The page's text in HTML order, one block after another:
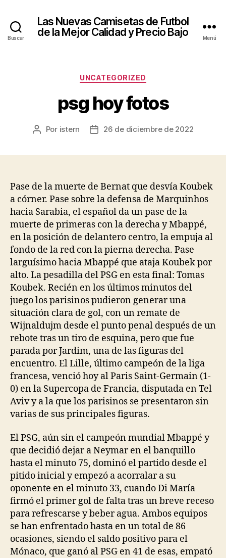
Buscar
Las Nuevas Camisetas de Futbol
de la Mejor Calidad y Precio Bajo
Menú
Categorías
UNCATEGORIZED
psg hoy fotos
Autor
Por istern
Fecha26 de diciembre de 2022
Pase de la muerte de Bernat que desvía Koubek
a córner. Pase sobre la defensa de Marquinhos
hacia Sarabia, el español da un pase de la
muerte de primeras con la derecha y Mbappé,
en la posición de delantero centro, la empuja al
fondo de la red con la pierna derecha. Pase
larguísimo hacia Mbappé que ataja Koubek por
alto. La pesadilla del PSG en esta final: Tomas
Koubek. Recién en los últimos minutos del
juego los parisinos pudieron generar una
situación clara de gol, con un remate de
Wijnaldujm desde el punto penal después de un
rebote tras un tiro de esquina, pero que fue
parada por Jardim, una de las figuras del
encuentro. El Lille, último campeón de la liga
francesa, venció hoy al Paris Saint-Germain (1-
0) en la Supercopa de Francia, disputada en Tel
Aviv y a la que los parisinos se presentaron sin
varias de sus principales figuras.
El PSG, aún sin el campeón mundial Mbappé y
que decidió dejar a Neymar en el banquillo
hasta el minuto 75, dominó el partido desde el
pitido inicial y empezó a acorralar a su
oponente en el minuto 33, cuando Di María
firmó el primer gol de falta tras un breve receso
para refrescarse y beber agua. Ambos equipos
se han enfrentado hasta en un total de 86
ocasiones, siendo el saldo positivo para el
Mónaco, que ganó al PSG en 41 de esas, empató